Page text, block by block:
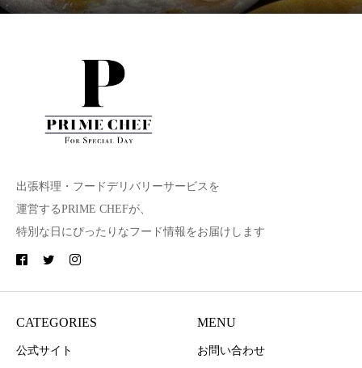
出張料理・フードデリバリーサービスを
運営するPRIME CHEFが、
特別な日にぴったりなフード情報をお届けします
CATEGORIES
公式サイト
MENU
お問い合わせ